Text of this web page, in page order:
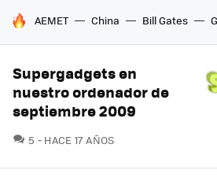
HOY SE HABLA DE
AEMET China Bill Gates
Supergadgets en
nuestro ordenador de
septiembre 2009
5 COMENTARIOS
HACE 17 AÑOS